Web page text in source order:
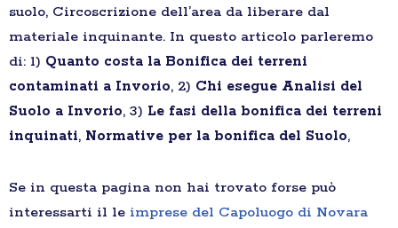
suolo, Circoscrizione dell’area da liberare dal
materiale inquinante. In questo articolo parleremo
di: 1) Quanto costa la Bonifica dei terreni
contaminati a Invorio, 2) Chi esegue Analisi del
Suolo a Invorio, 3) Le fasi della bonifica dei terreni
inquinati, Normative per la bonifica del Suolo,
Se in questa pagina non hai trovato forse può
interessarti il le imprese del Capoluogo di Novara